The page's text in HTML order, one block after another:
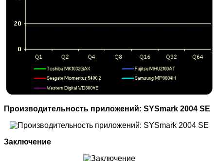
Производительность приложений: SYSmark 2004 SE
Заключение